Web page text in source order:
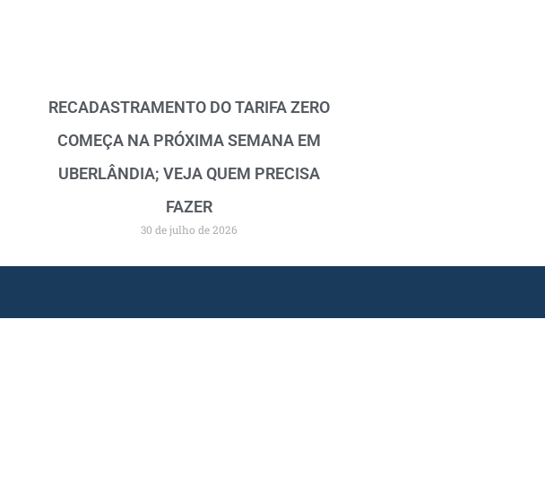
RECADASTRAMENTO DO TARIFA ZERO
COMEÇA NA PRÓXIMA SEMANA EM
UBERLÂNDIA; VEJA QUEM PRECISA
FAZER
30 de julho de 2026